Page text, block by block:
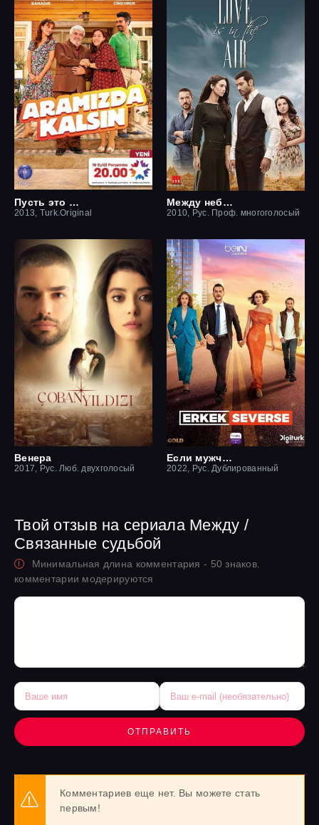
Пусть это останется между нами
2013, Turk.Original
Между небом и землей / Небесная любовь
2010, Рус. Проф. многоголосый
Венера
2017, Рус. Люб. двухголосый
Если мужчина влюблен
2022, Рус. Дублированный
Твой отзыв на сериала Между /
Связанные судьбой
Минимальная длина комментария - 50 знаков.
комментарии модерируются
ОТПРАВИТЬ
Комментариев еще нет. Вы можете стать
первым!